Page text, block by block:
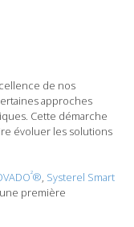
de nos
approches
Cette démarche
évoluer les solutions
²®, Systerel Smart
première